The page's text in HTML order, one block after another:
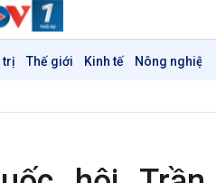
trị Thế giới Kinh tế Nông nghiệp